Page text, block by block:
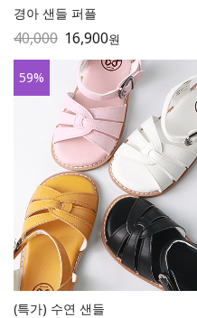
경아 샌들 퍼플
40,000 16,900원
59%
(특가) 수연 샌들